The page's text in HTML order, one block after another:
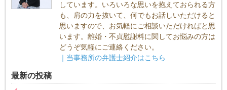
しています。いろいろな思いを抱えておられる方
も、肩の力を抜いて、何でもお話しいただけると
思いますので、お気軽にご相談いただければと思
います。離婚・不貞慰謝料に関してお悩みの方は
どうぞ気軽にご連絡ください。
｜当事務所の弁護士紹介はこちら
最新の投稿